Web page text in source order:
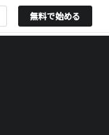
無料で始める